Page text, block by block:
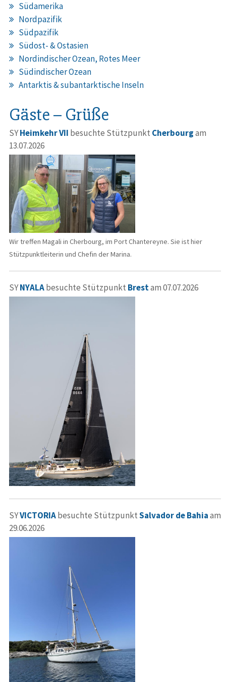
Südamerika
Nordpazifik
Südpazifik
Südost- & Ostasien
Nordindischer Ozean, Rotes Meer
Südindischer Ozean
Antarktis & subantarktische Inseln
Gäste – Grüße
SYHeimkehr VII besuchte Stützpunkt Cherbourgam
13.07.2026
Wir treffen Magali in Cherbourg, im Port Chantereyne. Sie ist hier
Stützpunktleiterin und Chefin der Marina.
SYNYALAbesuchte Stützpunkt Brestam 07.07.2026
SYVICTORIAbesuchte StützpunktSalvador de Bahiaam
29.06.2026